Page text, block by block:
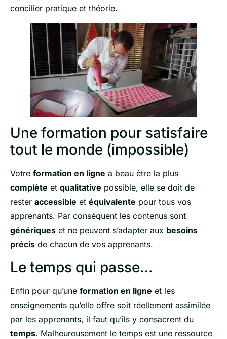
concilier pratique et théorie.
Une formation pour satisfaire
tout le monde (impossible)
Votre formation en ligne a beau être la plus
complète et qualitative possible, elle se doit de
rester accessible et équivalente pour tous vos
apprenants. Par conséquent les contenus sont
génériques et ne peuvent s’adapter aux besoins
précis de chacun de vos apprenants.
Le temps qui passe…
Enfin pour qu’une formation en ligne et les
enseignements qu’elle offre soit réellement assimilée
par les apprenants, il faut qu’ils y consacrent du
temps. Malheureusement le temps est une ressource